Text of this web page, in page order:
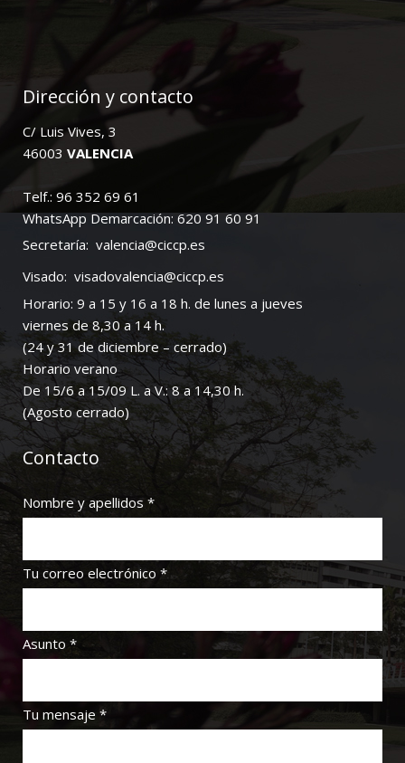
Dirección y contacto
C/ Luis Vives, 3
46003 VALENCIA
Telf.: 96 352 69 61
WhatsApp Demarcación: 620 91 60 91
Secretaría: valencia@ciccp.es
Visado: visadovalencia@ciccp.es
Horario: 9 a 15 y 16 a 18 h. de lunes a jueves
viernes de 8,30 a 14 h.
(24 y 31 de diciembre – cerrado)
Horario verano
De 15/6 a 15/09 L. a V.: 8 a 14,30 h.
(Agosto cerrado)
Contacto
Nombre y apellidos *
Tu correo electrónico *
Asunto *
Tu mensaje *